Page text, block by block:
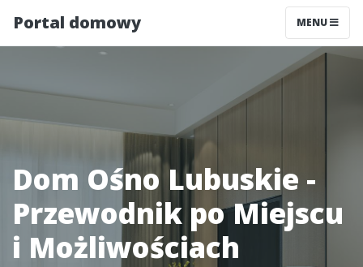
Portal domowy MENU
Dom Ośno Lubuskie -
Przewodnik po Miejscu
i Możliwościach